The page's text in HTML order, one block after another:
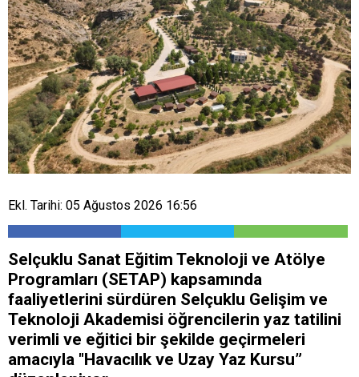
Ekl. Tarihi: 05 Ağustos 2026 16:56
Selçuklu Sanat Eğitim Teknoloji ve Atölye
Programları (SETAP) kapsamında
faaliyetlerini sürdüren Selçuklu Gelişim ve
Teknoloji Akademisi öğrencilerin yaz tatilini
verimli ve eğitici bir şekilde geçirmeleri
amacıyla "Havacılık ve Uzay Yaz Kursu”